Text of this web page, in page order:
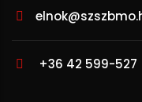
+36 42 599-527